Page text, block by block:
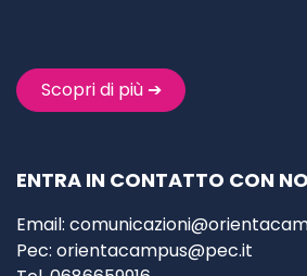
Scopri di più ➔
ENTRA IN CONTATTO CON
Email:
Pec: orientacampus@pec.it